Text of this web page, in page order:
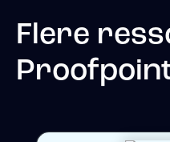
Flere